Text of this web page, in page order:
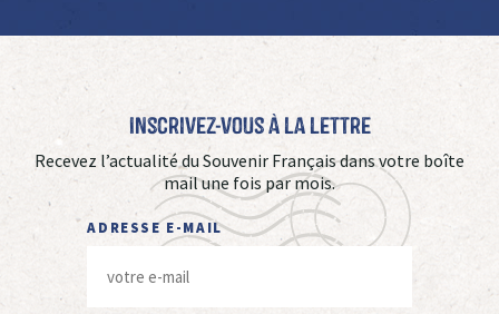
Inscrivez-vous à La Lettre
Recevez l’actualité du Souvenir Français dans votre boîte
mail une fois par mois.
ADRESSE E-MAIL